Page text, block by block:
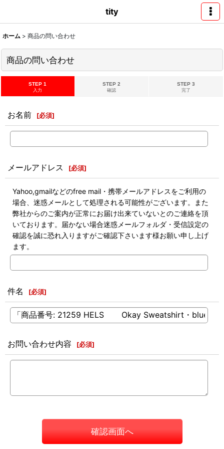
tity
ホーム > 商品の問い合わせ
商品の問い合わせ
STEP 1
入力
STEP 2
確認
STEP 3
完了
お名前 [必須]
メールアドレス [必須]
Yahoo,gmailなどのfree mail・携帯メールアドレスをご利用の
場合、迷惑メールとして処理される可能性がございます。また
弊社からのご案内が正常にお届け出来ていないとのご連絡を頂
いております。届かない場合迷惑メールフォルダ・受信設定の
確認を誠に恐れ入りますがご確認下さいます様お願い申し上げ
ます。
件名 [必須]
お問い合わせ内容 [必須]
確認画面へ